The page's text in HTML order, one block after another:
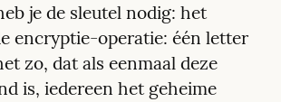
je de sleutel nodig: het
encryptie-operatie: één letter
zo, dat als eenmaal deze
is, iedereen het geheime